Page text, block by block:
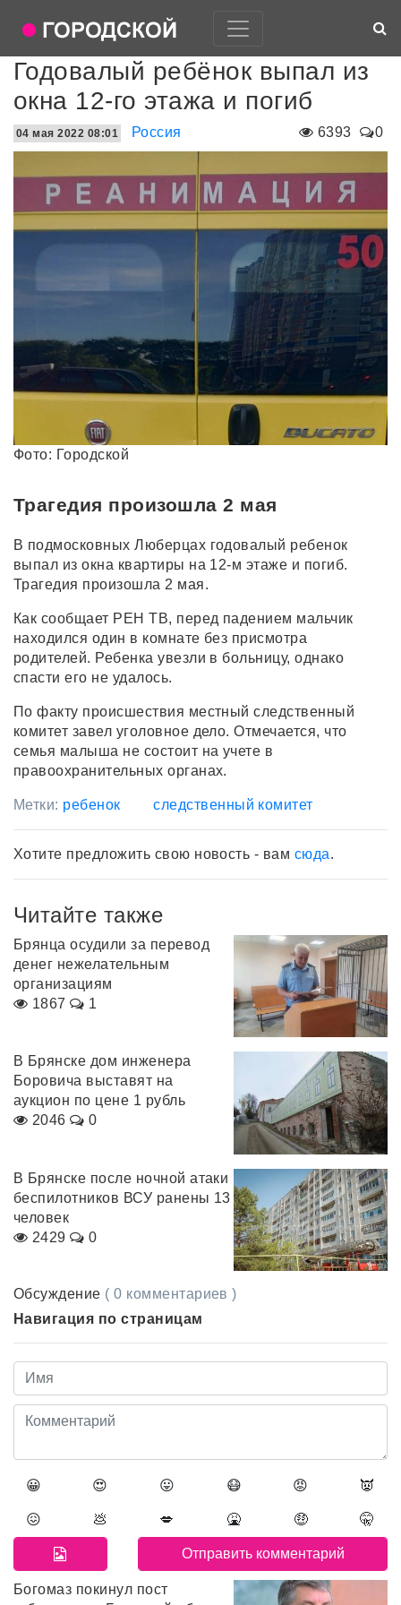
Годовалый ребёнок выпал из
окна 12-го этажа и погиб
6393 0
04 мая 2022 08:01 Россия
Фото: Городской
Трагедия произошла 2 мая
В подмосковных Люберцах годовалый ребенок
выпал из окна квартиры на 12-м этаже и погиб.
Трагедия произошла 2 мая.
Как сообщает РЕН ТВ, перед падением мальчик
находился один в комнате без присмотра
родителей. Ребенка увезли в больницу, однако
спасти его не удалось.
По факту происшествия местный следственный
комитет завел уголовное дело. Отмечается, что
семья малыша не состоит на учете в
правоохранительных органах.
Метки: ребенок следственный комитет
Хотите предложить свою новость - вам сюда.
Читайте также
Брянца осудили за перевод
денег нежелательным
организациям
1867
1
В Брянске дом инженера
Боровича выставят на
аукцион по цене 1 рубль
2046
0
В Брянске после ночной атаки
беспилотников ВСУ ранены 13
человек
2429
0
Обсуждение ( 0 комментариев )
Навигация по страницам
😀 😍 😛 😷 😡 👿
😖 💩 💋 🤮 🤑 🤫
Богомаз покинул пост